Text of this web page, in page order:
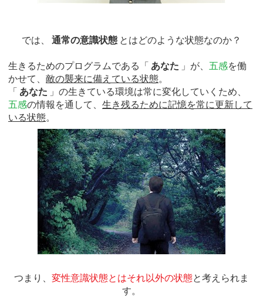
では、 通常の意識状態 とはどのような状態なのか？
生きるためのプログラムである「 あなた 」が、 五感を働
かせて、 敵の襲来に備えている状態。
「 あなた 」の生きている環境は常に変化していくため、
五感の情報を通して、 生き残るために記憶を常に更新して
いる状態。
つまり、 変性意識状態とはそれ以外の状態と考えられま
す。